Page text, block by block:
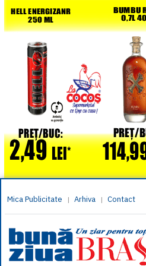
Mica Publicitate | Arhiva | Contact